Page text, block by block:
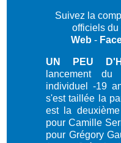
Suivez la
officiels du
Web-
UN PEU
lancement du
individuel -19
s'est taillée la
est la
pour Camille
pour Grégory